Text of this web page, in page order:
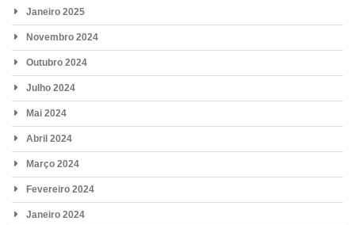
Janeiro 2025
Novembro 2024
Outubro 2024
Julho 2024
Mai 2024
Abril 2024
Março 2024
Fevereiro 2024
Janeiro 2024